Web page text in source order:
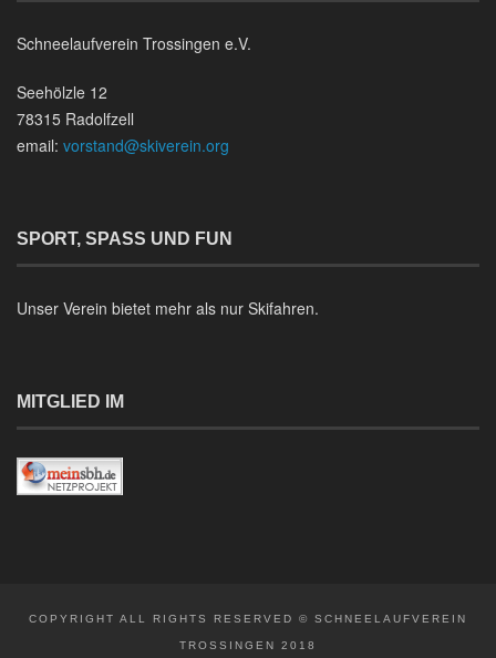
Schneelaufverein Trossingen e.V.
Seehölzle 12
78315 Radolfzell
email: vorstand@skiverein.org
SPORT, SPASS UND FUN
Unser Verein bietet mehr als nur Skifahren.
MITGLIED IM
COPYRIGHT ALL RIGHTS RESERVED © SCHNEELAUFVEREIN
TROSSINGEN 2018